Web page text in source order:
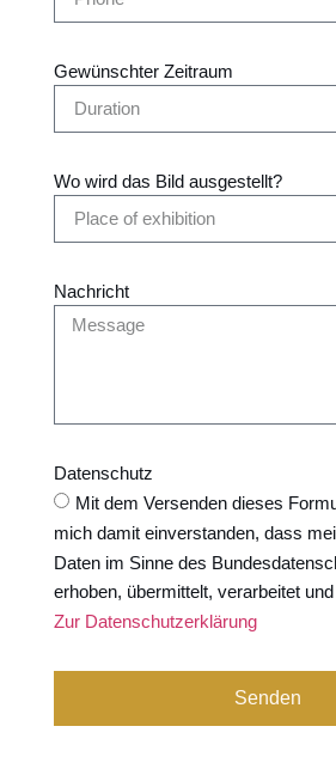
Gewünschter Zeitraum
Wo wird das Bild ausgestellt?
Nachricht
Datenschutz
Mit dem Versenden dieses
mich damit einverstanden, dass
Daten im Sinne des
erhoben, übermittelt, verarbeitet
Zur Datenschutzerklärung
Senden